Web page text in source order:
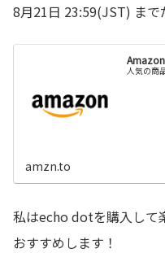
8月21日 23:59(JST) まで
人気の商
amzn.to
私はecho dotを購入して
おすすめします！